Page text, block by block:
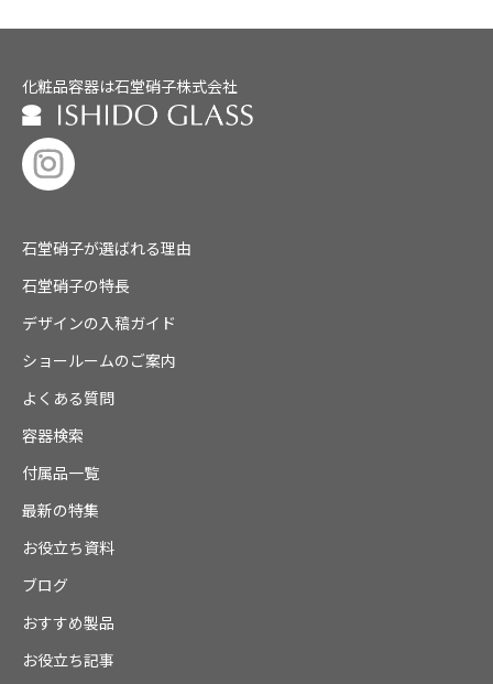
化粧品容器は石堂硝子株式会社
石堂硝子が選ばれる理由
石堂硝子の特長
デザインの入稿ガイド
ショールームのご案内
よくある質問
容器検索
付属品一覧
最新の特集
お役立ち資料
ブログ
おすすめ製品
お役立ち記事